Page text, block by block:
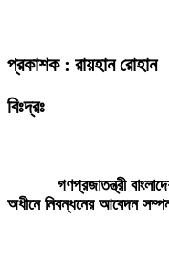
প্রকাশক : রায়হান রোহান
বিঃদ্রঃ
গণপ্রজাতন্ত্রী
অধীনে নিবন্ধনের আবেদন